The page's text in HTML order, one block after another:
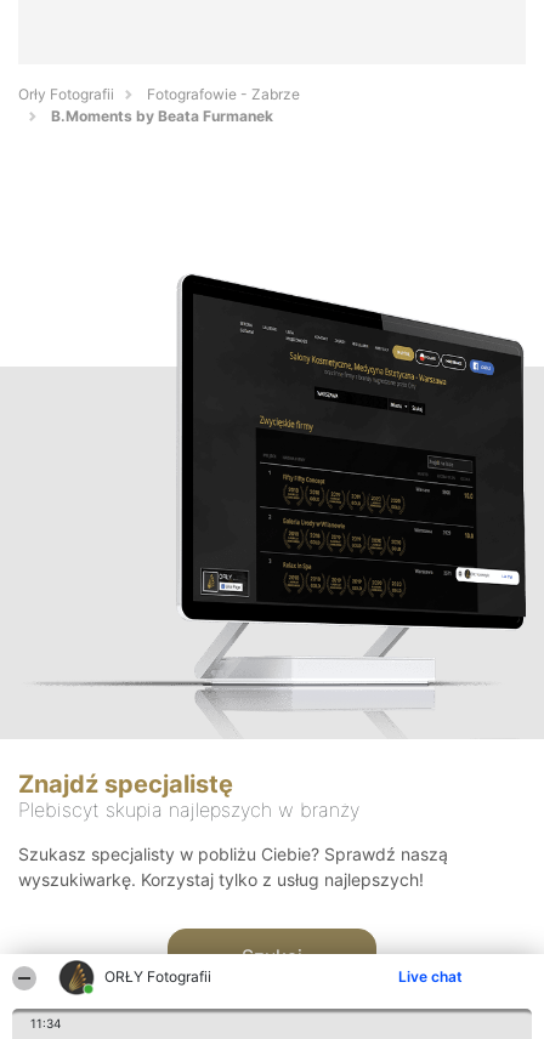
ORŁY Fotografii Live chat
11:34
Orły Fotografii
Fotografowie - Zabrze
B.Moments by Beata Furmanek
Znajdź specjalistę
Plebiscyt skupia najlepszych w branży
Szukasz specjalisty w pobliżu Ciebie? Sprawdź naszą
wyszukiwarkę. Korzystaj tylko z usług najlepszych!
Szukaj